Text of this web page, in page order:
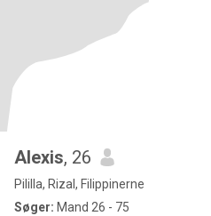
Alexis, 26
Pililla, Rizal, Filippinerne
Søger: Mand 26 - 75